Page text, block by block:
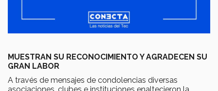
MUESTRAN SU RECONOCIMIENTO Y AGRADECEN SU
GRAN LABOR
A través de mensajes de condolencias diversas
asociaciones, clubes e instituciones enaltecieron la